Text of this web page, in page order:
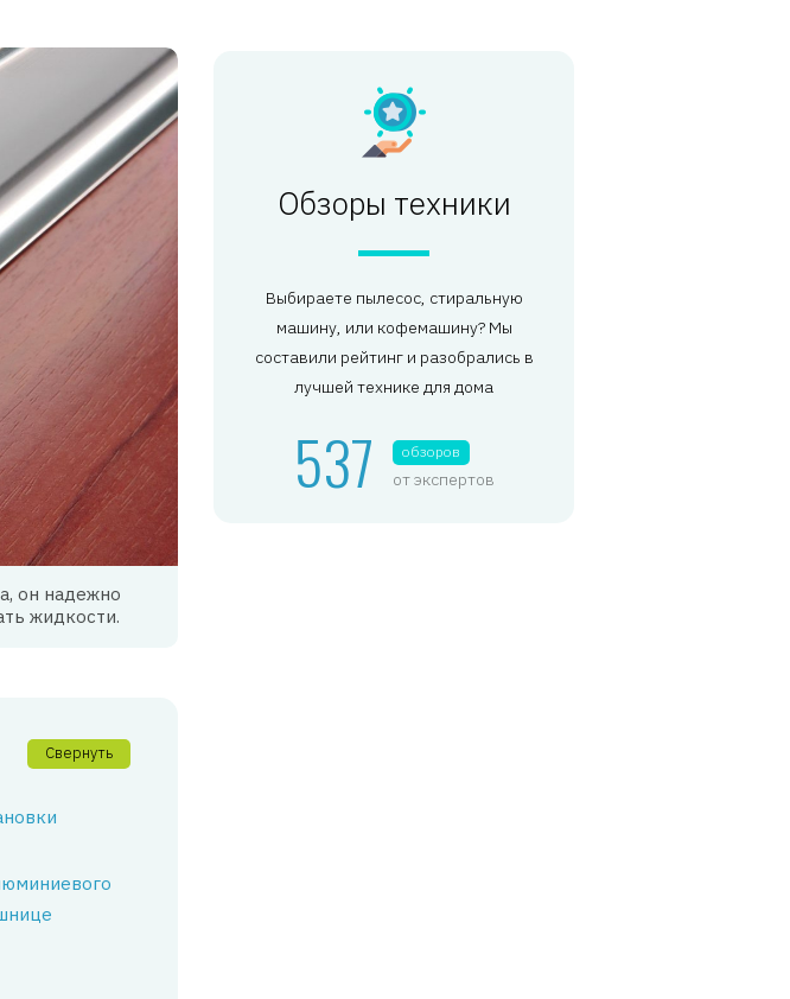
он надежно
жидкости.
Свернуть
Обзоры техники
Выбираете пылесос, стиральную
машину, или кофемашину? Мы
составили рейтинг и разобрались в
лучшей технике для дома
537 обзоров
от экспертов